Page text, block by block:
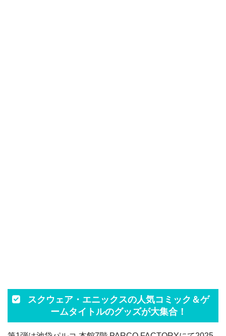
スクウェア・エニックスの人気コミック＆ゲ
ームタイトルのグッズが大集合！